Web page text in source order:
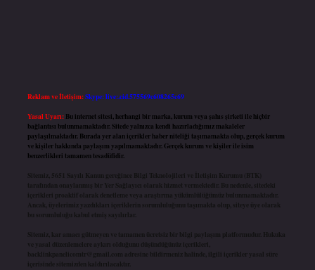
Reklam ve İletişim:Skype: live:.cid.575569c608265c69
Yasal Uyarı: Bu internet sitesi, herhangi bir marka, kurum veya şahıs şirketi ile hiçbir
bağlantısı bulunmamaktadır. Sitede yalnızca kendi hazırladığımız makaleler
paylaşılmaktadır. Burada yer alan içerikler haber niteliği taşımamakta olup, gerçek kurum
ve kişiler hakkında paylaşım yapılmamaktadır. Gerçek kurum ve kişiler ile isim
benzerlikleri tamamen tesadüfidir.
Sitemiz, 5651 Sayılı Kanun gereğince Bilgi Teknolojileri ve İletişim Kurumu (BTK)
tarafından onaylanmış bir Yer Sağlayıcı olarak hizmet vermektedir. Bu nedenle, sitedeki
içerikleri proaktif olarak denetleme veya araştırma yükümlülüğümüz bulunmamaktadır.
Ancak, üyelerimiz yazdıkları içeriklerin sorumluluğunu taşımakta olup, siteye üye olarak
bu sorumluluğu kabul etmiş sayılırlar.
Sitemiz, kar amacı gütmeyen ve tamamen ücretsiz bir bilgi paylaşım platformudur. Hukuka
ve yasal düzenlemelere aykırı olduğunu düşündüğünüz içerikleri,
backlinkpanelicomtr@gmail.com adresine bildirmeniz halinde, ilgili içerikler yasal süre
içerisinde sitemizden kaldırılacaktır.